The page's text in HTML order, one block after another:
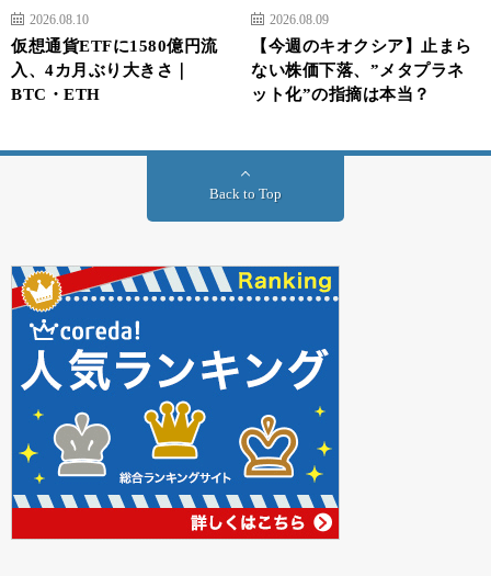
2026.08.10
仮想通貨ETFに1580億円流
入、4カ月ぶり大きさ｜
BTC・ETH
2026.08.09
【今週のキオクシア】止まら
ない株価下落、”メタプラネ
ット化”の指摘は本当？
Back to Top